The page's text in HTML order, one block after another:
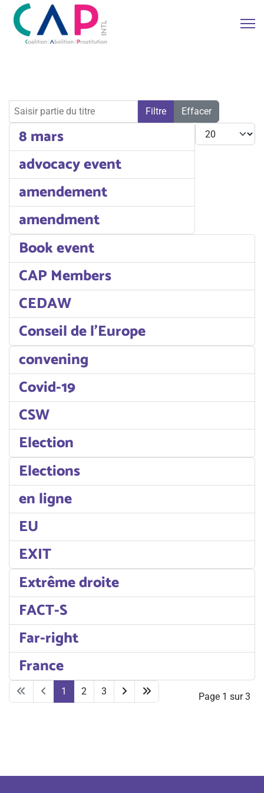
Saisir partie du titre Filtre
Effacer
Afficher #
8 mars
advocacy event
amendement
amendment
Book event
CAP Members
CEDAW
Conseil de l'Europe
convening
Covid-19
CSW
Election
Elections
en ligne
EU
EXIT
Extrême droite
FACT-S
Far-right
France
Page 1 sur 3
1 2 3